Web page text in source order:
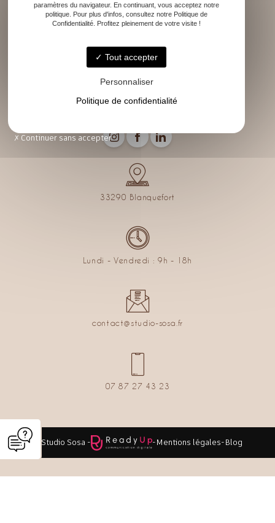
Accueil
Rénovation
Conseils décoration
Mes réalisations
Contact
33290 Blanquefort
Lundi - Vendredi : 9h - 18h
contact@studio-sosa.fr
07 87 27 43 23
© Studio Sosa - - Mentions légales- Blog
paramètres du navigateur. En continuant, vous acceptez notre
politique. Pour plus d'infos, consultez notre Politique de
Confidentialité. Profitez pleinement de votre visite !
Tout accepter
Personnaliser
Politique de confidentialité
Continuer sans accepter